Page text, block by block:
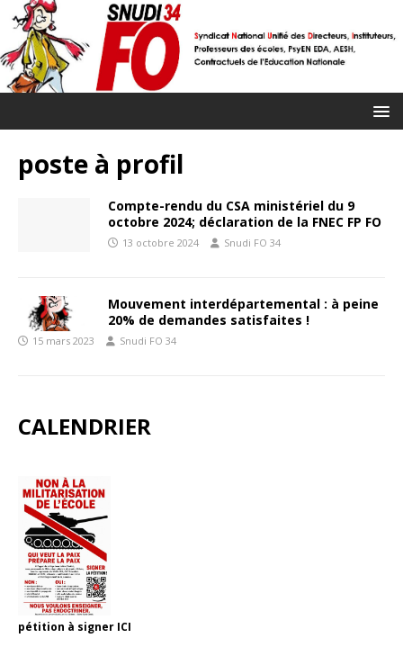
poste à profil
Compte-rendu du CSA ministériel du 9
octobre 2024; déclaration de la FNEC FP FO
13 octobre 2024 Snudi FO 34
Mouvement interdépartemental : à peine
20% de demandes satisfaites !
15 mars 2023 Snudi FO 34
CALENDRIER
pétition à signer ICI